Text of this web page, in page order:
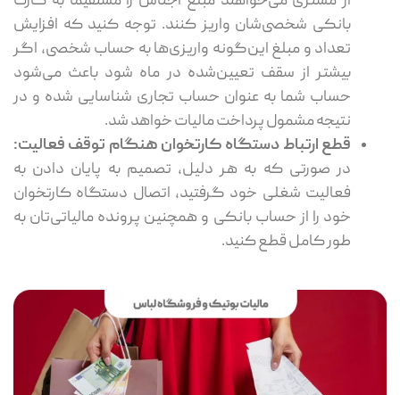
بانکی شخصی‌شان واریز کنند. توجه کنید که افزایش
تعداد و مبلغ این‌گونه واریزی‌ها به حساب شخصی، اگر
بیشتر از سقف تعیین‌شده در ماه شود باعث می‌شود
حساب شما به عنوان حساب تجاری شناسایی شده و در
نتیجه مشمول پرداخت مالیات خواهد شد.
قطع ارتباط دستگاه کارتخوان هنگام توقف فعالیت:
در صورتی که به هر دلیل، تصمیم به پایان دادن به
فعالیت شغلی خود گرفتید، اتصال دستگاه کارتخوان
خود را از حساب بانکی و همچنین پرونده مالیاتی‌تان به
طور کامل قطع کنید.